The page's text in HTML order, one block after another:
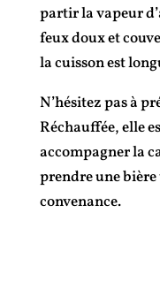
partir la vapeur
feux doux et
la cuisson est
N’hésitez pas à
Réchauffée, elle
accompagner la
prendre une
convenance.